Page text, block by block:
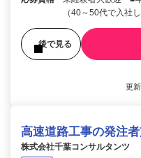
（40～50代で入社
後で見る
更
高速道路工事の発注
株式会社千葉コンサルタンツ